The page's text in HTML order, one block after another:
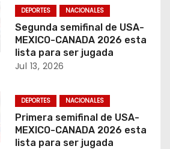
DEPORTES NACIONALES
Segunda semifinal de USA-
MEXICO-CANADA 2026 esta
lista para ser jugada
Jul 13, 2026
DEPORTES NACIONALES
Primera semifinal de USA-
MEXICO-CANADA 2026 esta
lista para ser jugada